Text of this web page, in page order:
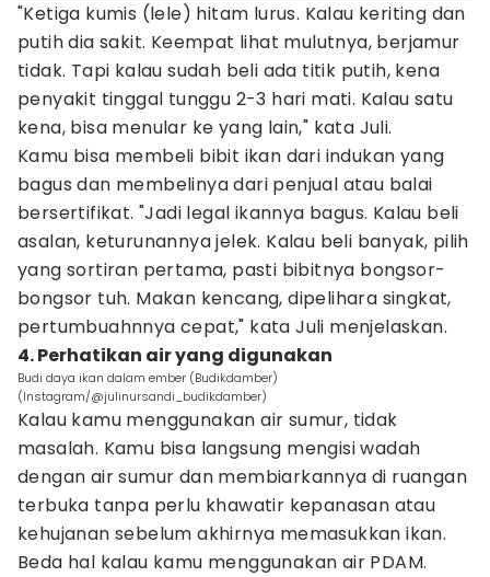
"Ketiga kumis (lele) hitam lurus. Kalau keriting dan
putih dia sakit. Keempat lihat mulutnya, berjamur
tidak. Tapi kalau sudah beli ada titik putih, kena
penyakit tinggal tunggu 2-3 hari mati. Kalau satu
kena, bisa menular ke yang lain," kata Juli.
Kamu bisa membeli bibit ikan dari indukan yang
bagus dan membelinya dari penjual atau balai
bersertifikat. "Jadi legal ikannya bagus. Kalau beli
asalan, keturunannya jelek. Kalau beli banyak, pilih
yang sortiran pertama, pasti bibitnya bongsor-
bongsor tuh. Makan kencang, dipelihara singkat,
pertumbuahnnya cepat," kata Juli menjelaskan.
4. Perhatikan air yang digunakan
Budi daya ikan dalam ember (Budikdamber)
(Instagram/@julinursandi_budikdamber)
Kalau kamu menggunakan air sumur, tidak
masalah. Kamu bisa langsung mengisi wadah
dengan air sumur dan membiarkannya di ruangan
terbuka tanpa perlu khawatir kepanasan atau
kehujanan sebelum akhirnya memasukkan ikan.
Beda hal kalau kamu menggunakan air PDAM.